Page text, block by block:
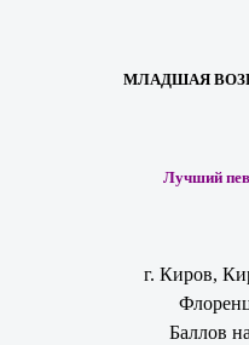
МЛАДШАЯ
Лучший
г. Киров,
Баллов